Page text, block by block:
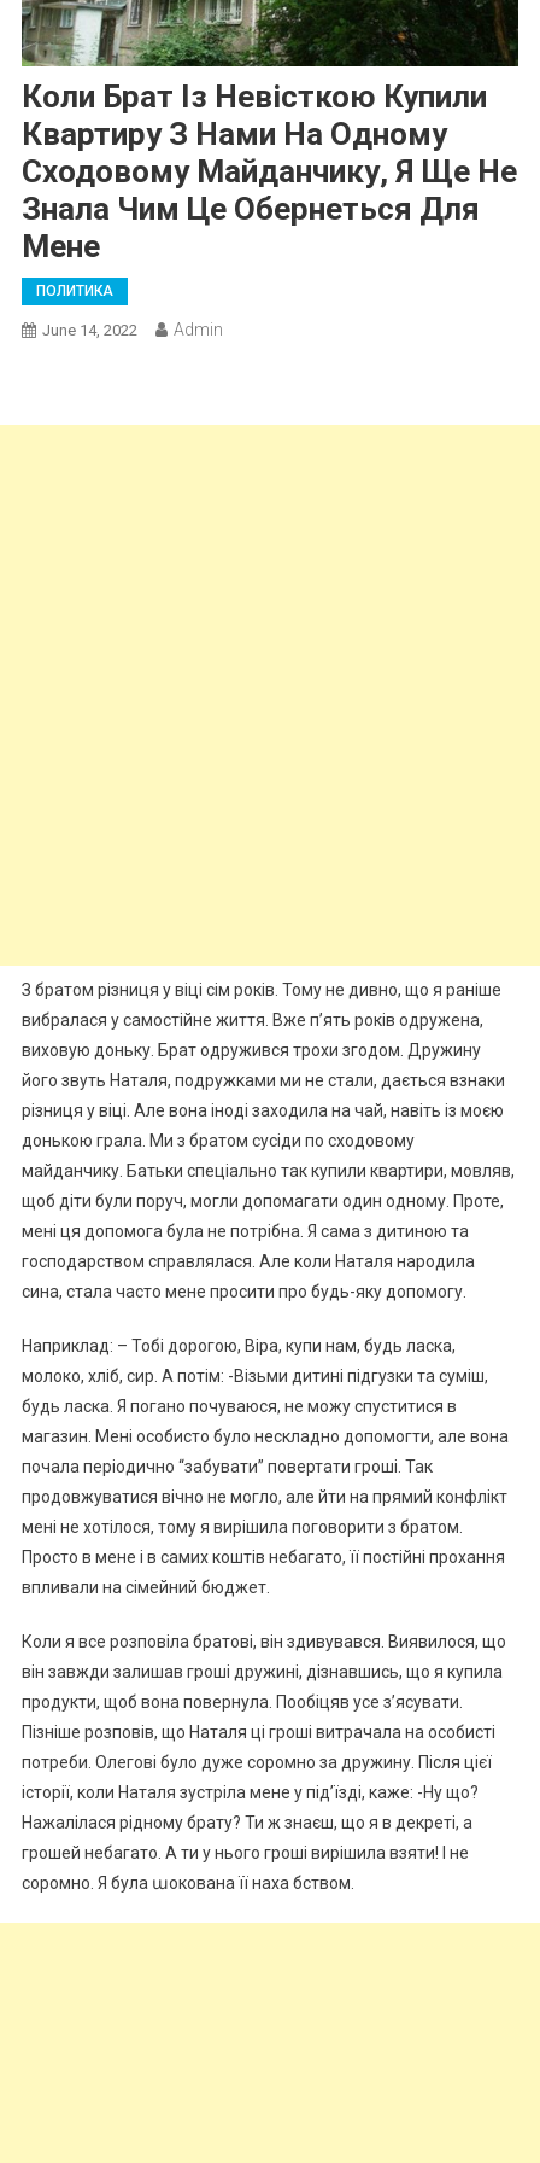
Коли Брат Із Невісткою Купили
Квартиру З Нами На Одному
Сходовому Майданчику, Я Ще Не
Знала Чим Це Обернеться Для
Мене
ПОЛИТИКА
June 14, 2022 Admin
З братом різниця у віці сім років. Тому не дивно, що я раніше
вибралася у самостійне життя. Вже п’ять років одружена,
виховую доньку. Брат одружився трохи згодом. Дружину
його звуть Наталя, подружками ми не стали, дається взнаки
різниця у віці. Але вона іноді заходила на чай, навіть із моєю
донькою грала. Ми з братом сусіди по сходовому
майданчику. Батьки спеціально так купили квартири, мовляв,
щоб діти були поруч, могли допомагати один одному. Проте,
мені ця допомога була не потрібна. Я сама з дитиною та
господарством справлялася. Але коли Наталя народила
сина, стала часто мене просити про будь-яку допомогу.
Наприклад: – Тобі дорогою, Віра, купи нам, будь ласка,
молоко, хліб, сир. А потім: -Візьми дитині підгузки та суміш,
будь ласка. Я погано почуваюся, не можу спуститися в
магазин. Мені особисто було нескладно допомогти, але вона
почала періодично “забувати” повертати гроші. Так
продовжуватися вічно не могло, але йти на прямий конфлікт
мені не хотілося, тому я вирішила поговорити з братом.
Просто в мене і в самих коштів небагато, її постійні прохання
впливали на сімейний бюджет.
Коли я все розповіла братові, він здивувався. Виявилося, що
він завжди залишав гроші дружині, дізнавшись, що я купила
продукти, щоб вона повернула. Пообіцяв усе з’ясувати.
Пізніше розповів, що Наталя ці гроші витрачала на особисті
потреби. Олегові було дуже соромно за дружину. Після цієї
історії, коли Наталя зустріла мене у під’їзді, каже: -Ну що?
Нажалілася рідному брату? Ти ж знаєш, що я в декреті, а
грошей небагато. А ти у нього гроші вирішила взяти! І не
соромно. Я була աокована її наха бством.